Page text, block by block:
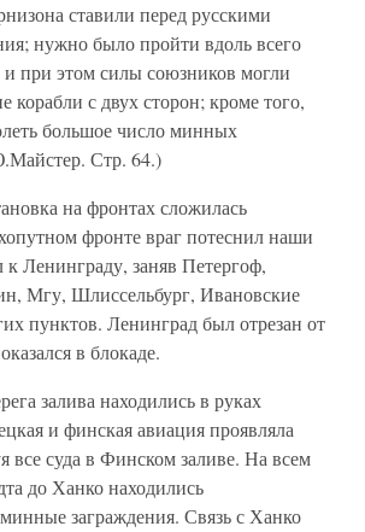
ставили перед русскими
нужно было пройти вдоль всего
при этом силы союзников могли
корабли с двух сторон; кроме того,
большое число минных
Стр. 64.)
на фронтах сложилась
фронте враг потеснил наши
Ленинграду, заняв Петергоф,
Мгу, Шлиссельбург, Ивановские
пунктов. Ленинград был отрезан от
в блокаде.
залива находились в руках
и финская авиация проявляла
все суда в Финском заливе. На всем
до Ханко находились
заграждения. Связь с Ханко